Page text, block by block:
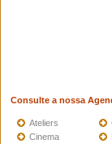
Consulte a nossa
Ateliers
Cinema